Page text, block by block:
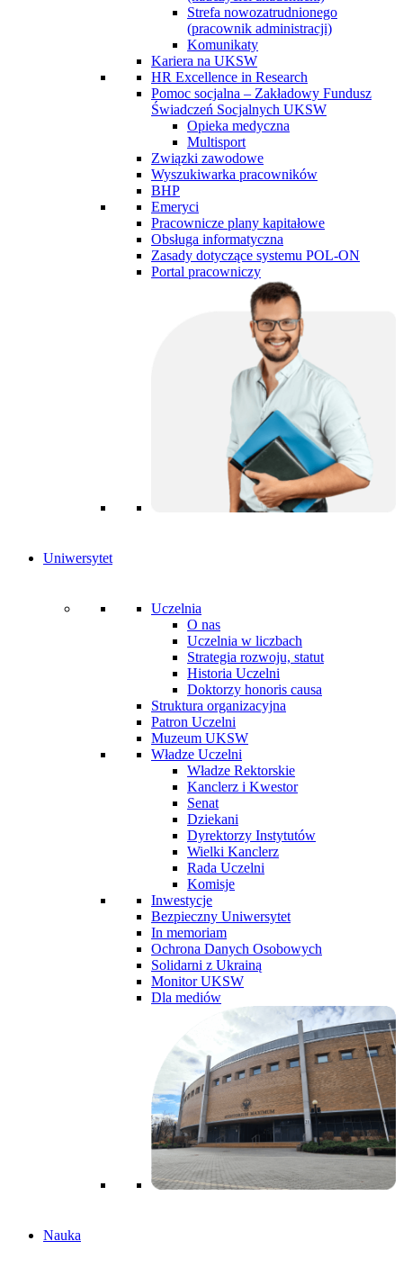
Strefa nowozatrudnionego
(pracownik administracji)
Komunikaty
Kariera na UKSW
HR Excellence in Research
Pomoc socjalna – Zakładowy Fundusz
Świadczeń Socjalnych UKSW
Opieka medyczna
Multisport
Związki zawodowe
Wyszukiwarka pracowników
BHP
Emeryci
Pracownicze plany kapitałowe
Obsługa informatyczna
Zasady dotyczące systemu POL-ON
Portal pracowniczy
Uniwersytet
Uczelnia
O nas
Uczelnia w liczbach
Strategia rozwoju, statut
Historia Uczelni
Doktorzy honoris causa
Struktura organizacyjna
Patron Uczelni
Muzeum UKSW
Władze Uczelni
Władze Rektorskie
Kanclerz i Kwestor
Senat
Dziekani
Dyrektorzy Instytutów
Wielki Kanclerz
Rada Uczelni
Komisje
Inwestycje
Bezpieczny Uniwersytet
In memoriam
Ochrona Danych Osobowych
Solidarni z Ukrainą
Monitor UKSW
Dla mediów
Nauka